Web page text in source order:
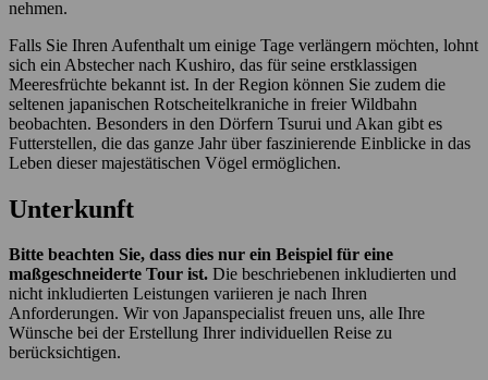
nehmen.
Falls Sie Ihren Aufenthalt um einige Tage verlängern möchten, lohnt
sich ein Abstecher nach Kushiro, das für seine erstklassigen
Meeresfrüchte bekannt ist. In der Region können Sie zudem die
seltenen japanischen Rotscheitelkraniche in freier Wildbahn
beobachten. Besonders in den Dörfern Tsurui und Akan gibt es
Futterstellen, die das ganze Jahr über faszinierende Einblicke in das
Leben dieser majestätischen Vögel ermöglichen.
Unterkunft
Bitte beachten Sie, dass dies nur ein Beispiel für eine
maßgeschneiderte Tour ist. Die beschriebenen inkludierten und
nicht inkludierten Leistungen variieren je nach Ihren
Anforderungen. Wir von Japanspecialist freuen uns, alle Ihre
Wünsche bei der Erstellung Ihrer individuellen Reise zu
berücksichtigen.